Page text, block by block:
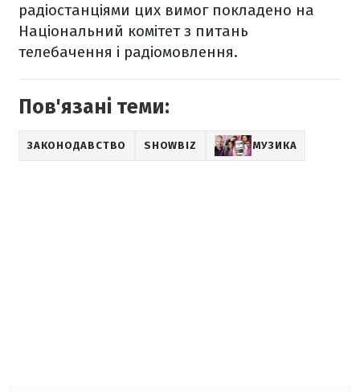
радіостанціями цих вимог покладено на
Національний комітет з питань
телебачення і радіомовлення.
Пов'язані теми:
ЗАКОНОДАВСТВО SHOWBIZ МУЗИКА